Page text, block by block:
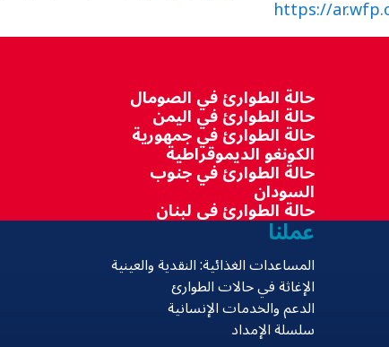
https://
حالة الطوارئ في الصومال
حالة الطوارئ في اليمن
حالة الطوارئ في جمهورية
الكونغو الديموقراطية
حالة الطوارئ في جنوب
السودان
حالة الطوارئ في لبنان
عملنا
المساعدات الغذائية: النقدية والعينية
الإغاثة في حالات الطوارئ
الدعم والخدمات الإنسانية
سلسلة الإمداد